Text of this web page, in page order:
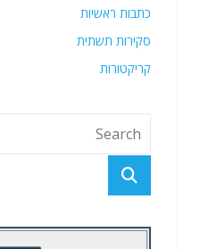
כתבות ראשיות
סקירות תשתית
קריקטורות